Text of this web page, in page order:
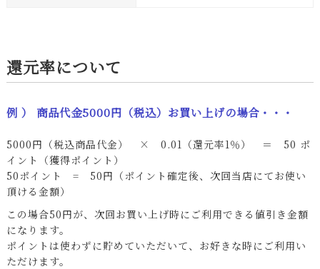
還元率について
例 ） 商品代金5000円（税込）お買い上げの場合・・・
5000円（税込商品代金） × 0.01（還元率1％） ＝ 50 ポ
イント（獲得ポイント）
50ポイント = 50円（ポイント確定後、次回当店にてお使い
頂ける金額）
この場合50円が、次回お買い上げ時にご利用できる値引き金額
になります。
ポイントは使わずに貯めていただいて、お好きな時にご利用い
ただけます。